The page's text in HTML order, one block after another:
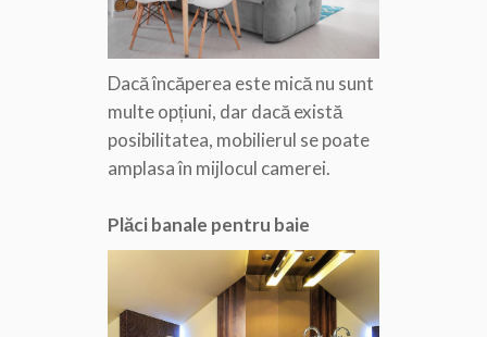
Dacă încăperea este mică nu sunt
multe opțiuni, dar dacă există
posibilitatea, mobilierul se poate
amplasa în mijlocul camerei.
Plăci banale pentru baie